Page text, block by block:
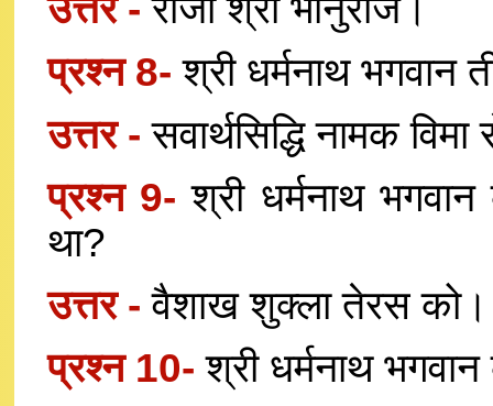
प्रश्न 8-श्री धर्मनाथ
उत्तर -सवार्थसिद्धि नामक
प्रश्न 9-श्री धर्मनाथ
था?
उत्तर -वैशाख शुक्ला तेरस को।
प्रश्न 10-श्री धर्मनाथ